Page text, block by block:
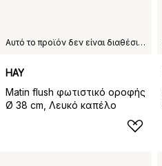
Αυτό το προϊόν δεν είναι διαθέσιμο στη χώρα παράδοσης που έχετε επιλέξει.
HAY
Matin flush φωτιστικό οροφής
Ø 38 cm, Λευκό καπέλο